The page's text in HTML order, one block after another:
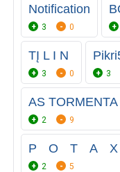
Notification
3 0
TĮ L I N
3 0 3
ASㅤ TORMENTA
2 9
PﾠOﾠTﾠAﾠ
2 5